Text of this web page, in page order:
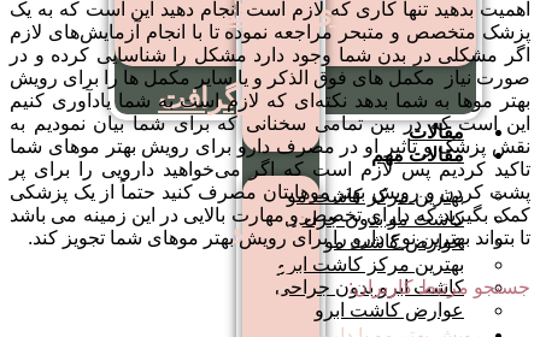
ویدیوهای رضایتمندی
مقالات
مقالات مهم
بهترین مرکز کاشت مو
کاشت مو بدون جراحی
عوارض کاشت مو
بهترین مرکز کاشت ابرو
کاشت ابرو بدون جراحی
عوارض کاشت ابرو
مو
روش
میکروگرافت
کاشت
مو
به
اهمیت بدهید تنها کاری که لازم است انجام دهید این است که به یک
پزشک متخصص و متبحر مراجعه نموده تا با انجام آزمایش‌های لازم
اگر مشکلی در بدن شما وجود دارد مشکل را شناسایی کرده و در
صورت نیاز مکمل های فوق الذکر و یا سایر مکمل ها را برای رویش
بهتر موها به شما بدهد نکته‌ای که لازم است به شما یادآوری کنیم
این است که در بین تمامی سخنانی که برای شما بیان نمودیم به
نقش پزشک و تاثیر او در مصرف دارو برای رویش بهتر موهای شما
تاکید کردیم پس لازم است که اگر می‌خواهید دارویی را برای پر
پشت کردن و رویش بهتر موهایتان مصرف کنید حتماً از یک پزشکی
کمک بگیرید که دارای تخصص و مهارت بالایی در این زمینه می باشد
تا بتواند بهترین نوع دارو را برای رویش بهتر موهای شما تجویز کند.
جستجو مرتبط کاربران: